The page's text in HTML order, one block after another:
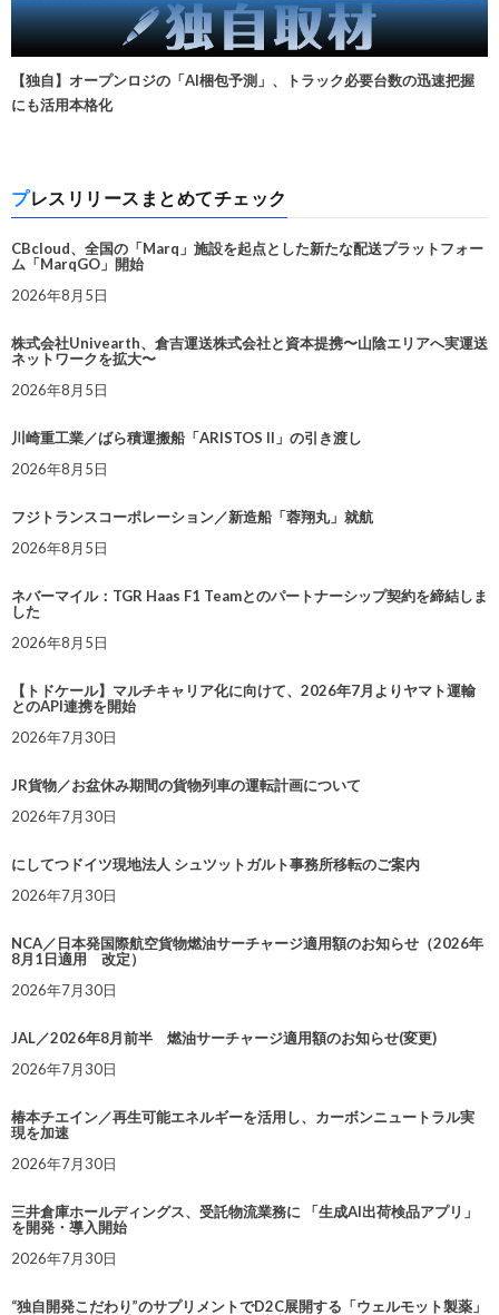
【独自】オープンロジの「AI梱包予測」、トラック必要台数の迅速把握
にも活用本格化
プレスリリースまとめてチェック
CBcloud、全国の「Marq」施設を起点とした新たな配送プラットフォー
ム「MarqGO」開始
2026年8月5日
株式会社Univearth、倉吉運送株式会社と資本提携〜山陰エリアへ実運送
ネットワークを拡大〜
2026年8月5日
川崎重工業／ばら積運搬船「ARISTOS II」の引き渡し
2026年8月5日
フジトランスコーポレーション／新造船「蓉翔丸」就航
2026年8月5日
ネバーマイル：TGR Haas F1 Teamとのパートナーシップ契約を締結しま
した
2026年8月5日
【トドケール】マルチキャリア化に向けて、2026年7月よりヤマト運輸
とのAPI連携を開始
2026年7月30日
JR貨物／お盆休み期間の貨物列車の運転計画について
2026年7月30日
にしてつドイツ現地法人 シュツットガルト事務所移転のご案内
2026年7月30日
NCA／日本発国際航空貨物燃油サーチャージ適用額のお知らせ（2026年
8月1日適用 改定）
2026年7月30日
JAL／2026年8月前半 燃油サーチャージ適用額のお知らせ(変更)
2026年7月30日
椿本チエイン／再生可能エネルギーを活用し、カーボンニュートラル実
現を加速
2026年7月30日
三井倉庫ホールディングス、受託物流業務に 「生成AI出荷検品アプリ」
を開発・導入開始
2026年7月30日
“独自開発こだわり”のサプリメントでD2C展開する「ウェルモット製薬」